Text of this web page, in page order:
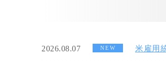
2026.08.07 NEW 米雇用